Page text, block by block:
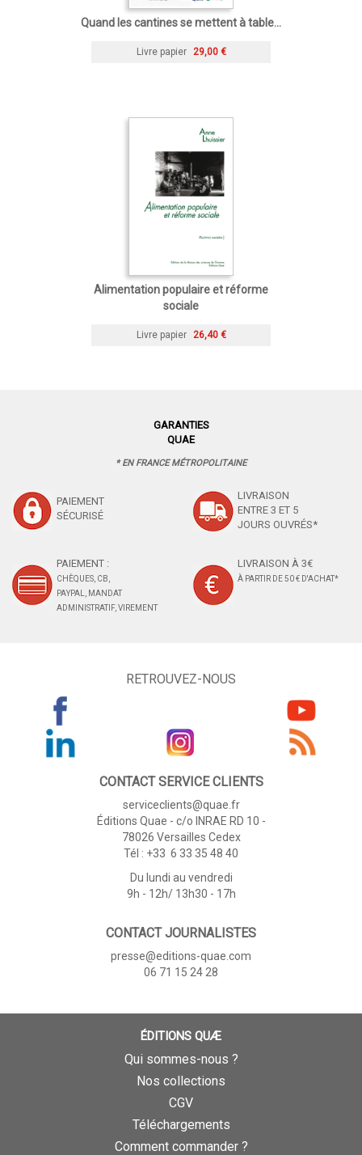
Quand les cantines se mettent à table...
Livre papier 29,00 €
Alimentation populaire et réforme
sociale
Livre papier 26,40 €
GARANTIES
QUAE
* EN FRANCE MÉTROPOLITAINE
PAIEMENT
SÉCURISÉ
LIVRAISON
ENTRE 3 ET 5
JOURS OUVRÉS*
PAIEMENT :
CHÈQUES, CB,
PAYPAL, MANDAT
ADMINISTRATIF, VIREMENT
LIVRAISON À 3€
À PARTIR DE 50 € D'ACHAT*
RETROUVEZ-NOUS
CONTACT SERVICE CLIENTS
serviceclients@quae.fr
Éditions Quae - c/o INRAE RD 10 -
78026 Versailles Cedex
Tél : +33 6 33 35 48 40
Du lundi au vendredi
9h - 12h/ 13h30 - 17h
CONTACT JOURNALISTES
presse@editions-quae.com
06 71 15 24 28
ÉDITIONS QUÆ
Qui sommes-nous ?
Nos collections
CGV
Téléchargements
Comment commander ?